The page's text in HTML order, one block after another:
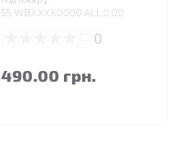
55.WBXXXX0000.ALL.0.00
0
490.00 грн.